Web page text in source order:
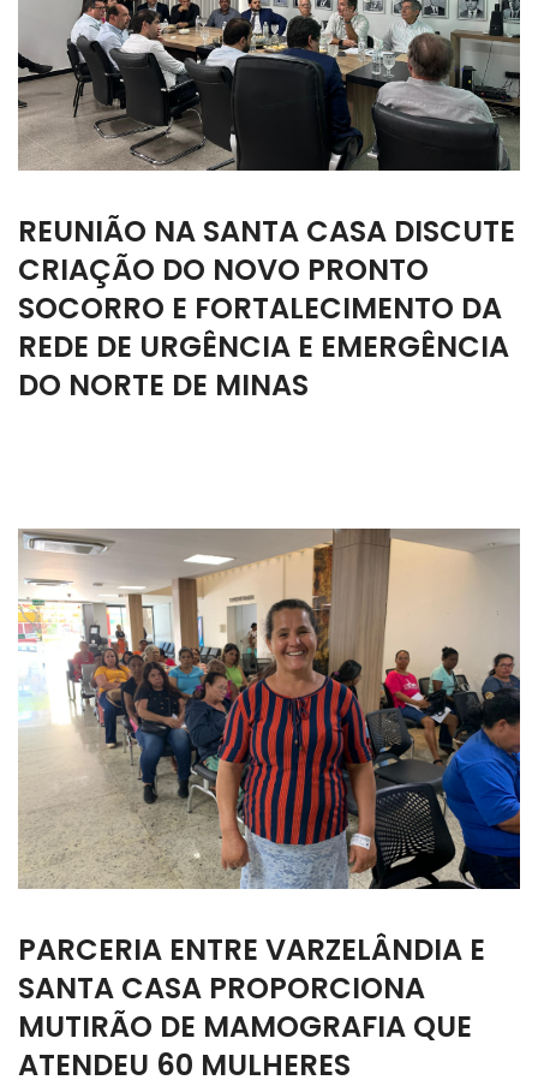
REUNIÃO NA SANTA CASA DISCUTE
CRIAÇÃO DO NOVO PRONTO
SOCORRO E FORTALECIMENTO DA
REDE DE URGÊNCIA E EMERGÊNCIA
DO NORTE DE MINAS
PARCERIA ENTRE VARZELÂNDIA E
SANTA CASA PROPORCIONA
MUTIRÃO DE MAMOGRAFIA QUE
ATENDEU 60 MULHERES